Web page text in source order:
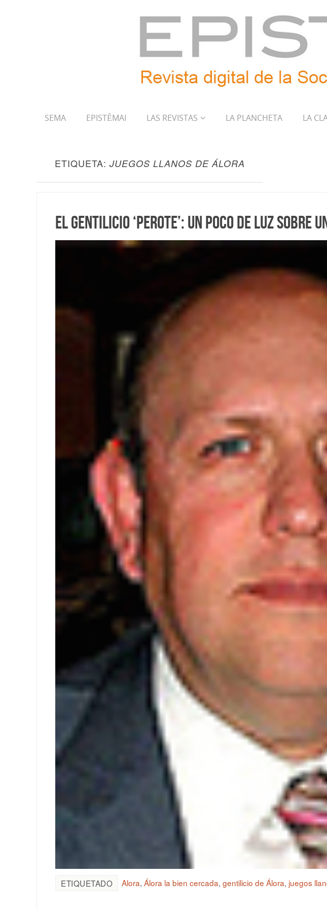
SEMA EPISTÊMAI LAS REVISTAS LA PLANCHETA LA
ETIQUETA: JUEGOS LLANOS DE ÁLORA
El gentilicio ‘perote’: un poco de luz sobre
ETIQUETADO Alora, Álora la bien cercada, gentilicio de Álora, juegos